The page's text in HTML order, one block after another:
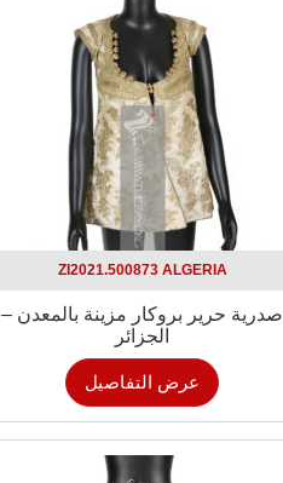
ZI2021.500873 ALGERIA
صدرية حرير بروكار مزينة بالمعدن –
الجزائر
عرض التفاصيل